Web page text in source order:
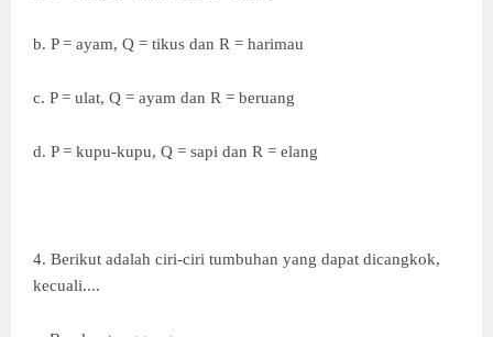
b. P = ayam, Q = tikus dan R = harimau
c. P = ulat, Q = ayam dan R = beruang
d. P = kupu-kupu, Q = sapi dan R = elang
4. Berikut adalah ciri-ciri tumbuhan yang dapat dicangkok,
kecuali....